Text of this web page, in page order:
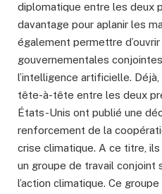
diplomatique entre les deux
davantage pour aplanir les
également permettre
gouvernementales
l’intelligence artificielle.
tête-à-tête entre les deux
États-Unis ont publié une
renforcement de la
crise climatique. A ce titre,
un groupe de travail conjoint
l’action climatique. Ce